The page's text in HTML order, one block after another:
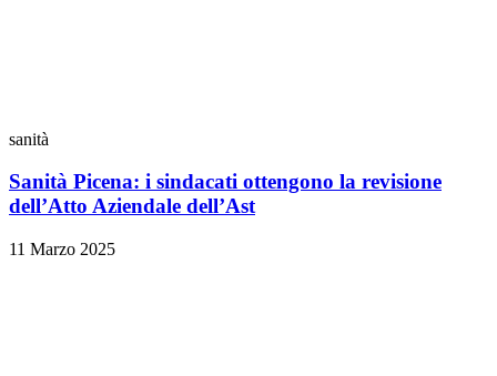
sanità
Sanità Picena: i sindacati ottengono la revisione
dell’Atto Aziendale dell’Ast
11 Marzo 2025